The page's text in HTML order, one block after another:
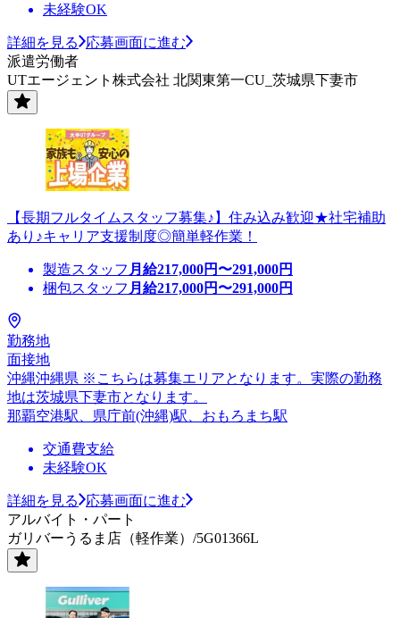
未経験OK
詳細を見る
応募画面に進む
派遣労働者
UTエージェント株式会社 北関東第一CU_茨城県下妻市
【長期フルタイムスタッフ募集♪】住み込み歓迎★社宅補助
あり♪キャリア支援制度◎簡単軽作業！
製造スタッフ 月給217,000円〜291,000円
梱包スタッフ 月給217,000円〜291,000円
勤務地
面接地
沖縄沖縄県 ※こちらは募集エリアとなります。実際の勤務
地は茨城県下妻市となります。
那覇空港駅、県庁前(沖縄)駅、おもろまち駅
交通費支給
未経験OK
詳細を見る
応募画面に進む
アルバイト・パート
ガリバーうるま店（軽作業）/5G01366L